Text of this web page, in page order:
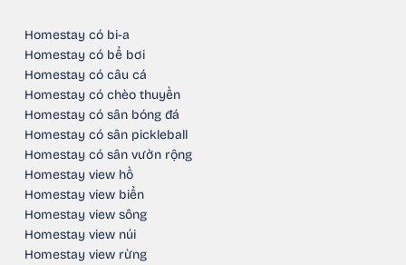
Homestay có bi-a
Homestay có bể bơi
Homestay có câu cá
Homestay có chèo thuyền
Homestay có sân bóng đá
Homestay có sân pickleball
Homestay có sân vườn rộng
Homestay view hồ
Homestay view biển
Homestay view sông
Homestay view núi
Homestay view rừng